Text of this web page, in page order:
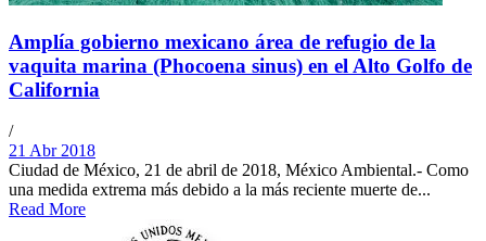
Amplía gobierno mexicano área de refugio de la
vaquita marina (Phocoena sinus) en el Alto Golfo de
California
/
21 Abr 2018
Ciudad de México, 21 de abril de 2018, México Ambiental.- Como
una medida extrema más debido a la más reciente muerte de...
Read More